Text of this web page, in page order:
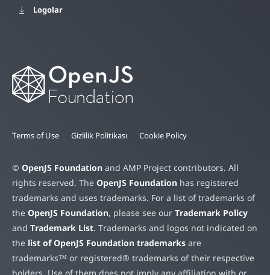
Logolar
Terms of Use Gizlilik Politikası Cookie Policy
© OpenJS Foundation and AMP Project contributors. All
rights reserved. The OpenJS Foundation has registered
trademarks and uses trademarks. For a list of trademarks of
the OpenJS Foundation, please see our Trademark Policy
and Trademark List. Trademarks and logos not indicated on
the list of OpenJS Foundation trademarks are
trademarks™ or registered® trademarks of their respective